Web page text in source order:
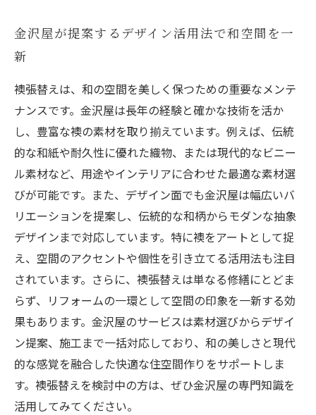
金沢屋が提案するデザイン活用法で和空間を一
新
襖張替えは、和の空間を美しく保つための重要なメンテ
ナンスです。金沢屋は長年の経験と確かな技術を活か
し、豊富な襖の素材を取り揃えています。例えば、伝統
的な和紙や耐久性に優れた織物、または現代的なビニー
ル素材など、用途やインテリアに合わせた最適な素材選
びが可能です。また、デザイン面でも金沢屋は幅広いバ
リエーションを提案し、伝統的な和柄からモダンな抽象
デザインまで対応しています。特に襖をアートとして捉
え、空間のアクセントや個性を引き立てる活用法も注目
されています。さらに、襖張替えは単なる修繕にとどま
らず、リフォームの一環として空間の印象を一新する効
果もあります。金沢屋のサービスは素材選びからデザイ
ン提案、施工まで一括対応しており、和の美しさと現代
的な感覚を融合した快適な住空間作りをサポートしま
す。襖張替えを検討中の方は、ぜひ金沢屋の専門知識を
活用してみてください。